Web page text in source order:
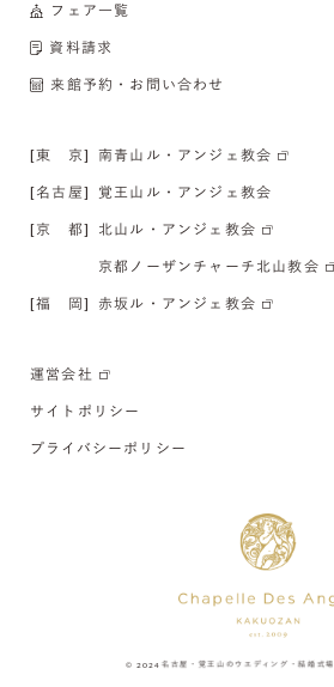
フェア一覧
資料請求
来館予約・お問い合わせ
[東 京] 南青山ル・アンジェ教会
[名古屋] 覚王山ル・アンジェ教会
[京 都] 北山ル・アンジェ教会
京都ノーザンチャーチ北山教会
[福 岡] 赤坂ル・アンジェ教会
運営会社
サイトポリシー
プライバシーポリシー
© 2024 名古屋・覚王山のウエディング・結婚式場